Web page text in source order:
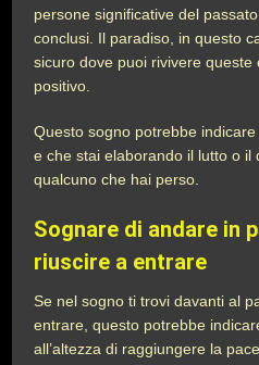
persone significative del
conclusi. Il paradiso, in questo
sicuro dove puoi rivivere queste
positivo.
Questo sogno potrebbe
e che stai elaborando il lutto o il
qualcuno che hai perso.
Sognare di andare in
riuscire a entrare
Se nel sogno ti trovi davanti al
entrare, questo potrebbe
all’altezza di raggiungere la